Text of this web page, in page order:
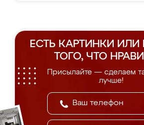
ЕСТЬ КАРТИНКИ ИЛИ
ТОГО, ЧТО
Присылайте — сделаем
лучше!